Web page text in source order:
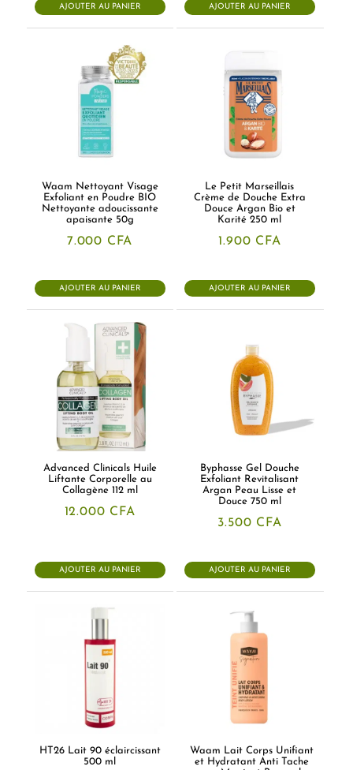
AJOUTER AU PANIER
initial
actuel
AJOUTER AU PANIER
Waam Nettoyant Visage
Exfoliant en Poudre BIO
Nettoyante adoucissante
apaisante 50g
7.000 CFA
AJOUTER AU PANIER
Le Petit Marseillais
Crème de Douche Extra
Douce Argan Bio et
Karité 250 ml
1.900 CFA
AJOUTER AU PANIER
Advanced Clinicals Huile
Liftante Corporelle au
Collagène 112 ml
12.000 CFA
AJOUTER AU PANIER
Byphasse Gel Douche
Exfoliant Revitalisant
Argan Peau Lisse et
Douce 750 ml
3.500 CFA
AJOUTER AU PANIER
HT26 Lait 90 éclaircissant
500 ml
Waam Lait Corps Unifiant
et Hydratant Anti Tache